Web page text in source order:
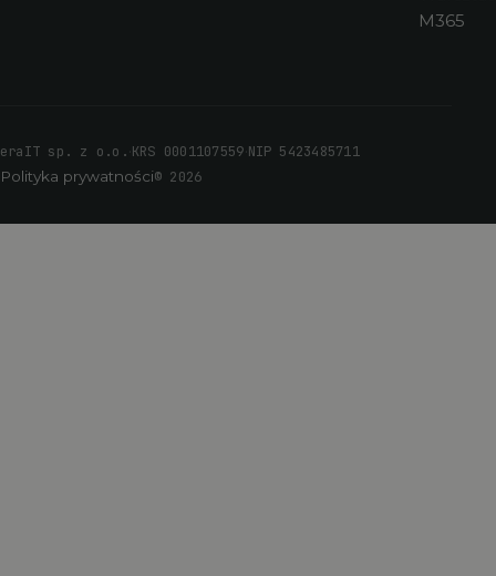
M365
eraIT sp. z o.o. KRS 0001107559 NIP 5423485711
Polityka prywatności© 2026